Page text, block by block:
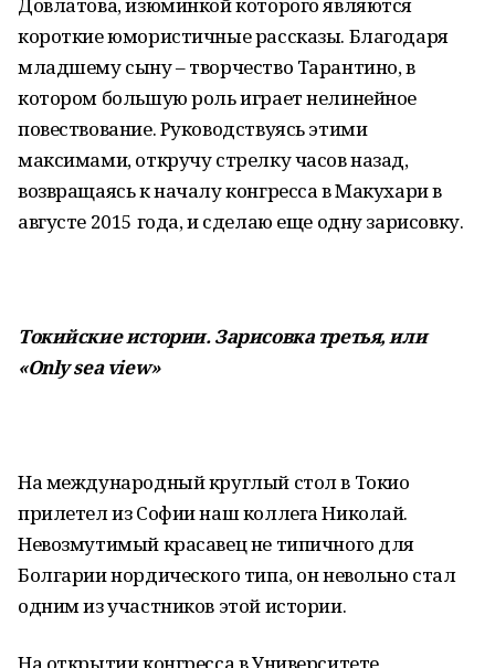
короткие юмористичные рассказы. Благодаря
младшему сыну – творчество Тарантино, в
котором большую роль играет нелинейное
повествование. Руководствуясь этими
максимами, откручу стрелку часов назад,
возвращаясь к началу конгресса в Макухари в
августе 2015 года, и сделаю еще одну зарисовку.
Токийские истории. Зарисовка третья, или
«Only sea view»
На международный круглый стол в Токио
прилетел из Софии наш коллега Николай.
Невозмутимый красавец не типичного для
Болгарии нордического типа, он невольно стал
одним из участников этой истории.